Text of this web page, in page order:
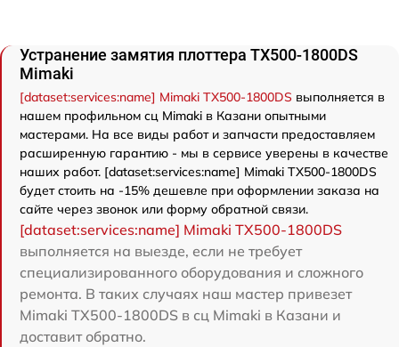
Устранение замятия плоттера TX500-1800DS
Mimaki
[dataset:services:name] Mimaki TX500-1800DS выполняется в
нашем профильном сц Mimaki в Казани опытными
мастерами. На все виды работ и запчасти предоставляем
расширенную гарантию - мы в сервисе уверены в качестве
наших работ. [dataset:services:name] Mimaki TX500-1800DS
будет стоить на -15% дешевле при оформлении заказа на
сайте через звонок или форму обратной связи.
[dataset:services:name] Mimaki TX500-1800DS
выполняется на выезде, если не требует
специализированного оборудования и сложного
ремонта. В таких случаях наш мастер привезет
Mimaki TX500-1800DS в сц Mimaki в Казани и
доставит обратно.